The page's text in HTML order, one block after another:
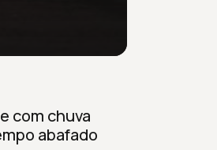
com chuva
abafado